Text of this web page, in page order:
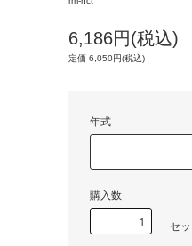
6,186円(税込)
定価 6,050円(税込)
年式
購入数
セッ